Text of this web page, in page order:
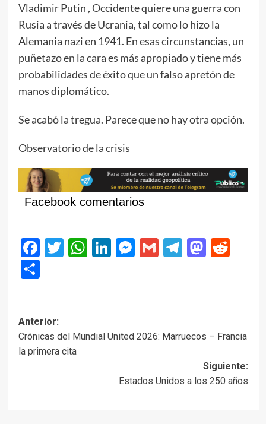
Vladimir Putin , Occidente quiere una guerra con
Rusia a través de Ucrania, tal como lo hizo la
Alemania nazi en 1941. En esas circunstancias, un
puñetazo en la cara es más apropiado y tiene más
probabilidades de éxito que un falso apretón de
manos diplomático.
Se acabó la tregua. Parece que no hay otra opción.
Observatorio de la crisis
Facebook comentarios
Facebook
Twitter
WhatsApp
LinkedIn
Messenger
GmailTelegram
Compartir
Navegación
de
entradas
Anterior:
Crónicas del Mundial United 2026: Marruecos – Francia
la primera cita
Siguiente:
Estados Unidos a los 250 años